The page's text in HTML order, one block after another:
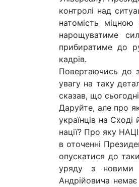
контролі над
натомість міцною
нарощуватиме
прибиратиме до
кадрів.
Повертаючись до
увагу на таку
сказав, що
Даруйте, але про
українців на
нації? Про яку
в оточенні
опускатися до
уряду з новими
Андрійовича